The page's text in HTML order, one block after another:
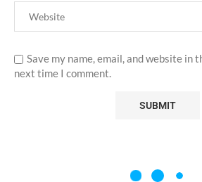
Save my name, email, and website in
next time I comment.